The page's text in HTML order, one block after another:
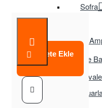
Sofra
Tasarruflu
Temizlik ve
TV
Sepete Ekle